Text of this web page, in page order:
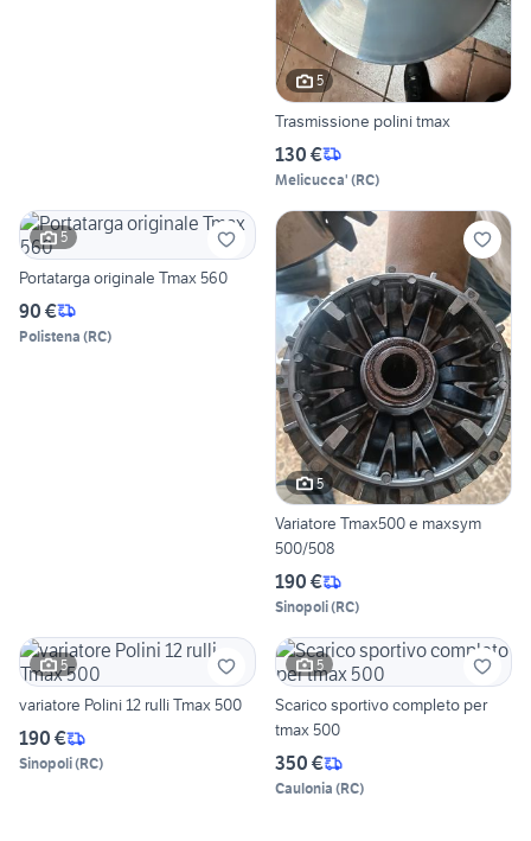
5
Trasmissione polini tmax
130 €
Melicucca' (RC)
5
Portatarga originale Tmax 560
90 €
Polistena (RC)
5
Variatore Tmax500 e maxsym
500/508
190 €
Sinopoli(RC)
5
variatore Polini 12 rulli Tmax 500
190 €
Sinopoli(RC)
5
Scarico sportivo completo per
tmax 500
350 €
Caulonia (RC)